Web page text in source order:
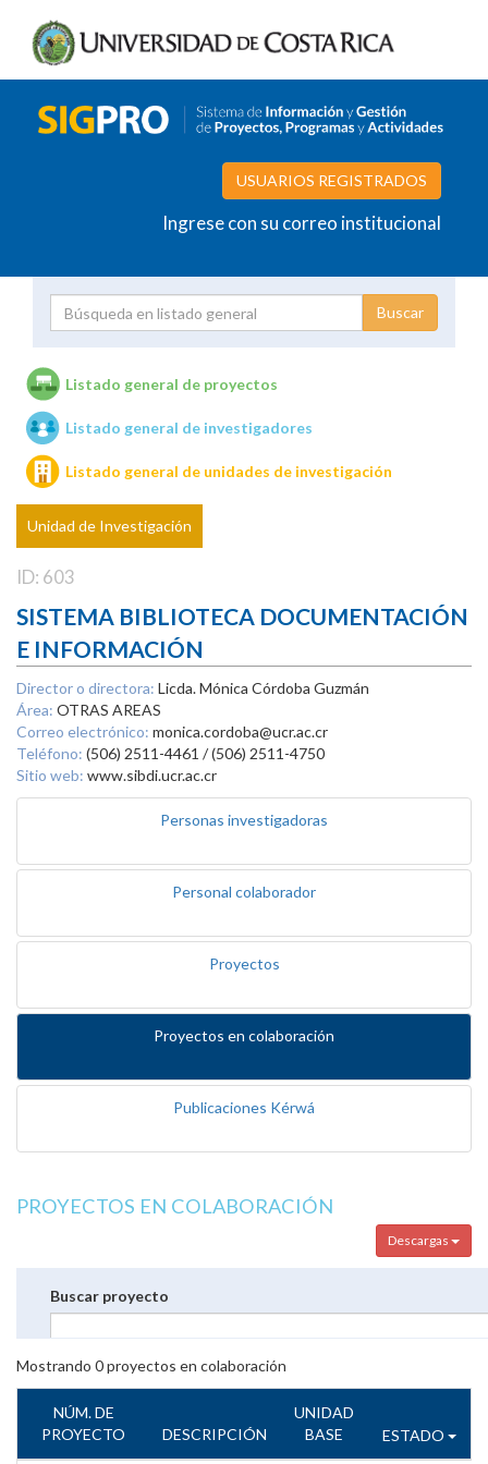
USUARIOS REGISTRADOS
Ingrese con su correo institucional
Unidades de investigación
Listado general de proyectos
Listado general de investigadores
Listado general de unidades de investigación
Unidad de Investigación
ID: 603
SISTEMA BIBLIOTECA DOCUMENTACIÓN
E INFORMACIÓN
Director o directora: Licda. Mónica Córdoba Guzmán
Área: OTRAS AREAS
Correo electrónico: monica.cordoba@ucr.ac.cr
Teléfono: (506) 2511-4461 / (506) 2511-4750
Sitio web: www.sibdi.ucr.ac.cr
Personas investigadoras
Personal colaborador
Proyectos
Proyectos en colaboración
Publicaciones Kérwá
PROYECTOS EN COLABORACIÓN
Descargas
Buscar proyecto
Mostrando 0proyectos en colaboración
NÚM. DE
PROYECTO
DESCRIPCIÓN
UNIDAD
BASE
ESTADO